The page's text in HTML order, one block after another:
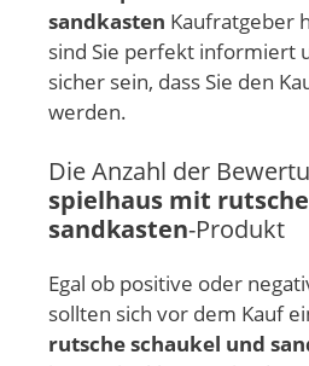
sandkasten Kaufratgeber
sind Sie perfekt informiert
sicher sein, dass Sie den
werden.
Die Anzahl der
spielhaus mit
sandkasten-Produkt
Egal ob positive oder
sollten sich vor dem Kauf
rutsche schaukel und